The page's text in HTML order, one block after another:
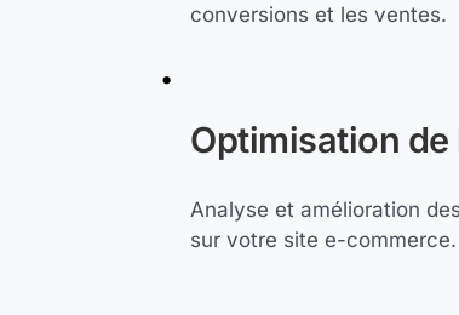
conversions et les ventes.
Optimisation de
Analyse et amélioration
sur votre site e-commerce.